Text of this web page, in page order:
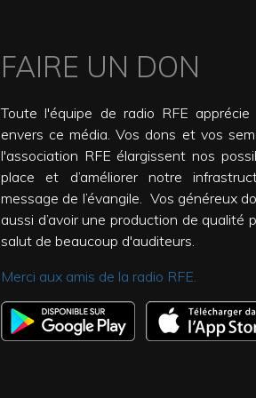
FAIRE UN DON
Toute l'équipe de radio RFE
envers ce média. Vos dons et vos
l'association RFE élargissent nos
place et d’améliorer notre
message de l’évangile. Vos généreux
aussi d’avoir une production de qualité
salut de beaucoup d'auditeurs.
Merci aux amis de la radio RFE.